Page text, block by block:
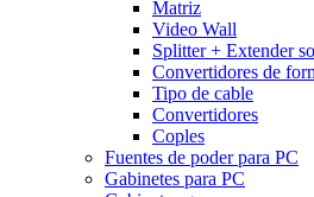
Matriz
Video Wall
Splitter + Extender
Convertidores de
Tipo de cable
Convertidores
Coples
Fuentes de poder para PC
Gabinetes para PC